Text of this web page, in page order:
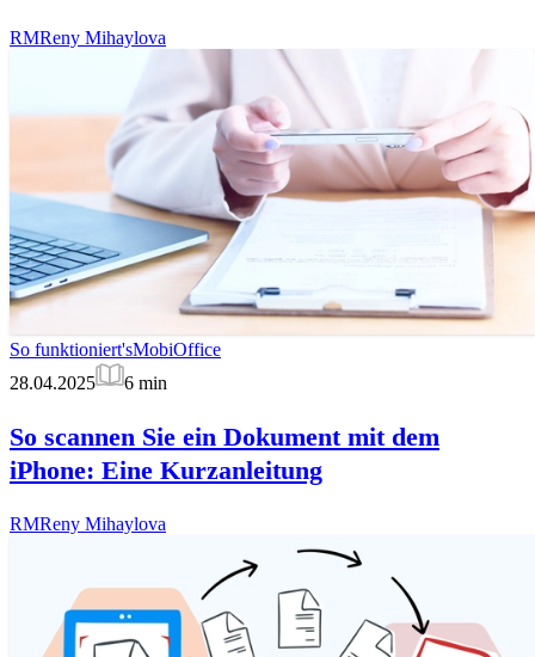
RMReny Mihaylova
So funktioniert'sMobiOffice
28.04.2025
6 min
So scannen Sie ein Dokument mit dem
iPhone: Eine Kurzanleitung
RMReny Mihaylova